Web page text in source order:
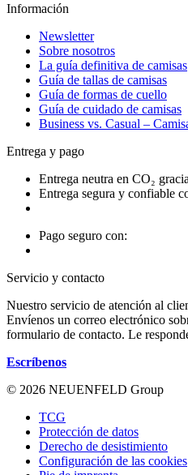
Información
Newsletter
Sobre nosotros
La guía definitiva de camisas
Guía de tallas de camisas
Guía de formas de cuello
Guía de cuidado de camisas
Business vs. Casual –
Entrega y pago
Entrega neutra en CO₂
Entrega segura y confiable
Pago seguro con:
Servicio y contacto
Nuestro servicio de atención al
Envíenos un correo electrónico
formulario de contacto. Le
Escríbenos
© 2026 NEUENFELD Group
TCG
Protección de datos
Derecho de desistimiento
Configuración de las cookies